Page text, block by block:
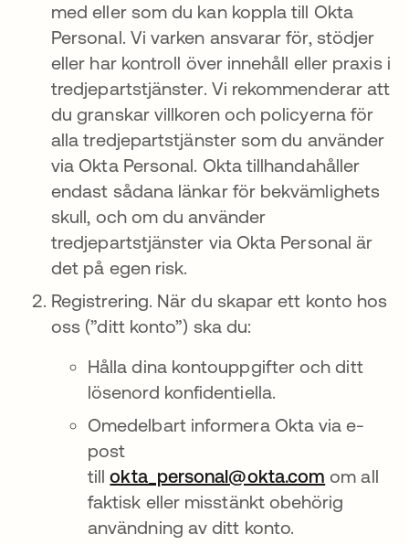
med eller som du kan koppla till Okta
Personal. Vi varken ansvarar för, stödjer
eller har kontroll över innehåll eller praxis i
tredjepartstjänster. Vi rekommenderar att
du granskar villkoren och policyerna för
alla tredjepartstjänster som du använder
via Okta Personal. Okta tillhandahåller
endast sådana länkar för bekvämlighets
skull, och om du använder
tredjepartstjänster via Okta Personal är
det på egen risk.
Registrering. När du skapar ett konto hos
oss (”ditt konto”) ska du:
Hålla dina kontouppgifter och ditt
lösenord konfidentiella.
Omedelbart informera Okta via e-
post
tillokta_personal@okta.com om all
faktisk eller misstänkt obehörig
användning av ditt konto.